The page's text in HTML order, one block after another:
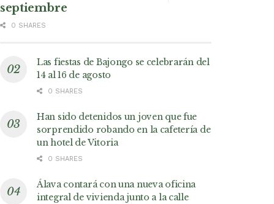
septiembre
0 SHARES
Las fiestas de Bajongo se celebrarán del
14 al 16 de agosto
0 SHARES
Han sido detenidos un joven que fue
sorprendido robando en la cafetería de
un hotel de Vitoria
0 SHARES
Álava contará con una nueva oficina
integral de vivienda junto a la calle